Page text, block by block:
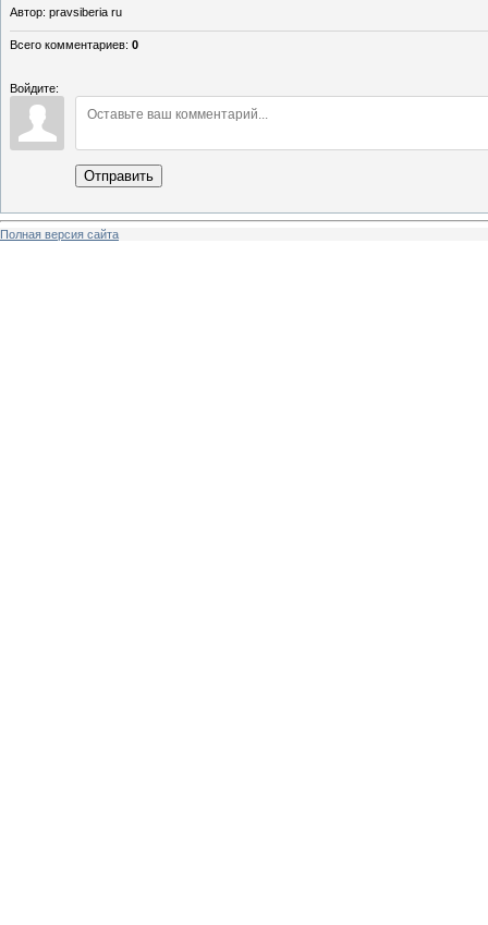
Автор: pravsiberia ru
Всего комментариев: 0
Войдите:
Отправить
Полная версия сайта